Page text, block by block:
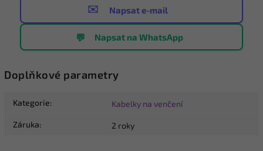
✉️ Napsat e-mail
💬 Napsat na WhatsApp
Doplňkové parametry
Kategorie: Kabelky na venčení
Záruka: 2 roky